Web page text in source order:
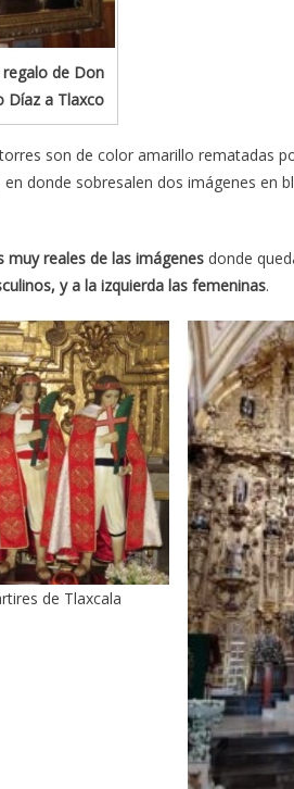
regalo de Don
Díaz a Tlaxco
son de color amarillo rematadas
donde sobresalen dos imágenes en
reales de las imágenes donde
y a la izquierda las femeninas.
de Tlaxcala